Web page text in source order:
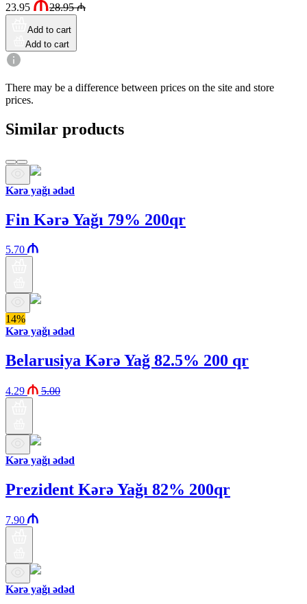
23.95
28.95₼
Add to cart
Add to cart
There may be a difference between prices on the site and store
prices.
Similar products
Kərə yağı ədəd
Fin Kərə Yağı 79% 200qr
5.70
14%
Kərə yağı ədəd
Belarusiya Kərə Yağ 82.5% 200 qr
4.29 5.00
Kərə yağı ədəd
Prezident Kərə Yağı 82% 200qr
7.90
Kərə yağı ədəd